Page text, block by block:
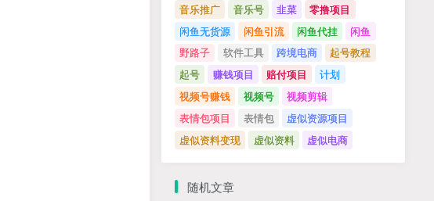
音乐推广
音乐号 韭菜
零撸项目
闲鱼无货源
闲鱼引流 闲鱼代挂
闲鱼
野路子
软件工具 跨境电商
起号教程
起号
赚钱项目 赔付项目
计划
视频号赚钱
视频号
视频剪辑
表情包项目
表情包
虚似资源项目
虚似资料变现
虚似资料 虚似电商
随机文章